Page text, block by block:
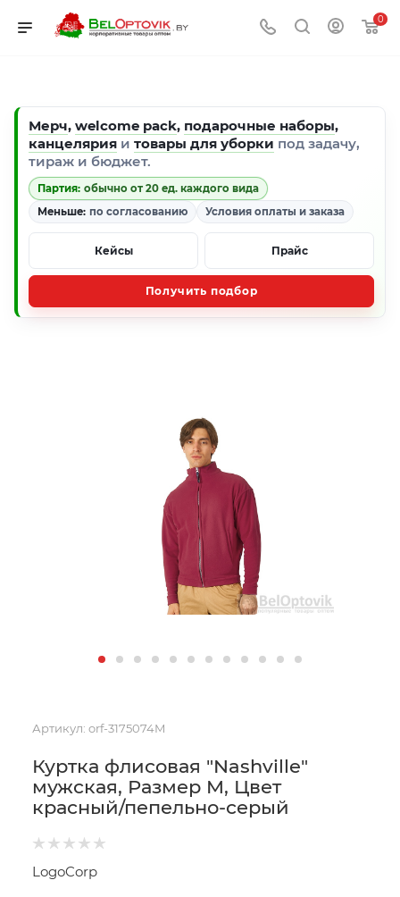
0
Мерч, welcome pack, подарочные наборы,
канцелярия и товары для уборки под задачу,
тираж и бюджет.
Партия: обычно от 20 ед. каждого вида
Меньше: по согласованию Условия оплаты и заказа
Кейсы Прайс
Получить подбор
Артикул: orf-3175074M
Куртка флисовая "Nashville"
мужская, Размер M, Цвет
красный/пепельно-серый
LogoCorp